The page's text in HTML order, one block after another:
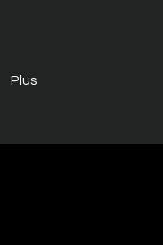
Plus